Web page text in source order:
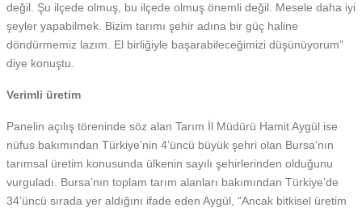
değil. Şu ilçede olmuş, bu ilçede olmuş önemli değil. Mesele daha iyi
şeyler yapabilmek. Bizim tarımı şehir adına bir güç haline
döndürmemiz lazım. El birliğiyle başarabileceğimizi düşünüyorum”
diye konuştu.
Verimli üretim
Panelin açılış töreninde söz alan Tarım İl Müdürü Hamit Aygül ise
nüfus bakımından Türkiye’nin 4’üncü büyük şehri olan Bursa’nın
tarımsal üretim konusunda ülkenin sayılı şehirlerinden olduğunu
vurguladı. Bursa’nın toplam tarım alanları bakımından Türkiye’de
34’üncü sırada yer aldığını ifade eden Aygül, “Ancak bitkisel üretim